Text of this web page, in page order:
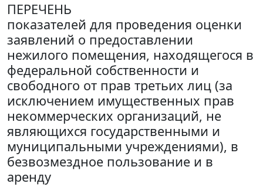
ПЕРЕЧЕНЬ
показателей для проведения оценки
заявлений о предоставлении
нежилого помещения, находящегося в
федеральной собственности и
свободного от прав третьих лиц (за
исключением имущественных прав
некоммерческих организаций, не
являющихся государственными и
муниципальными учреждениями), в
безвозмездное пользование и в
аренду